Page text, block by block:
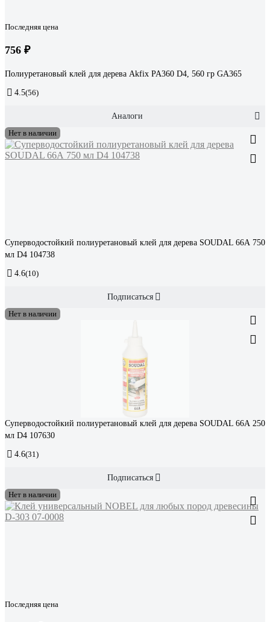
Последняя цена
756 ₽
Полиуретановый клей для дерева Akfix PA360 D4, 560 гр GA365
4.5(56)
Аналоги
Нет в наличии
Суперводостойкий полиуретановый клей для дерева SOUDAL 66А 750
мл D4 104738
4.6(10)
Подписаться
Нет в наличии
Суперводостойкий полиуретановый клей для дерева SOUDAL 66А 250
мл D4 107630
4.6(31)
Подписаться
Нет в наличии
Последняя цена